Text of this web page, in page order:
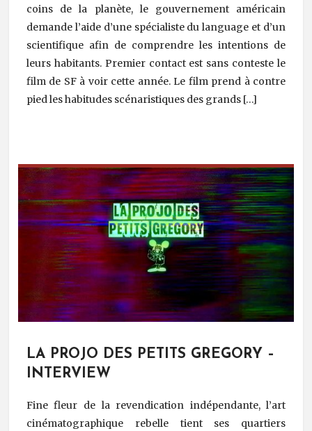
coins de la planète, le gouvernement américain
demande l’aide d’une spécialiste du language et d’un
scientifique afin de comprendre les intentions de
leurs habitants. Premier contact est sans conteste le
film de SF à voir cette année. Le film prend à contre
pied les habitudes scénaristiques des grands […]
LA PROJO DES PETITS GREGORY –
INTERVIEW
Fine fleur de la revendication indépendante, l’art
cinématographique rebelle tient ses quartiers